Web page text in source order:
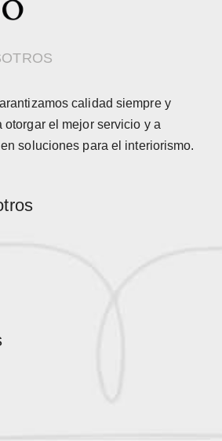
calidad siempre y
otorgar el mejor servicio y a
soluciones para el interiorismo.